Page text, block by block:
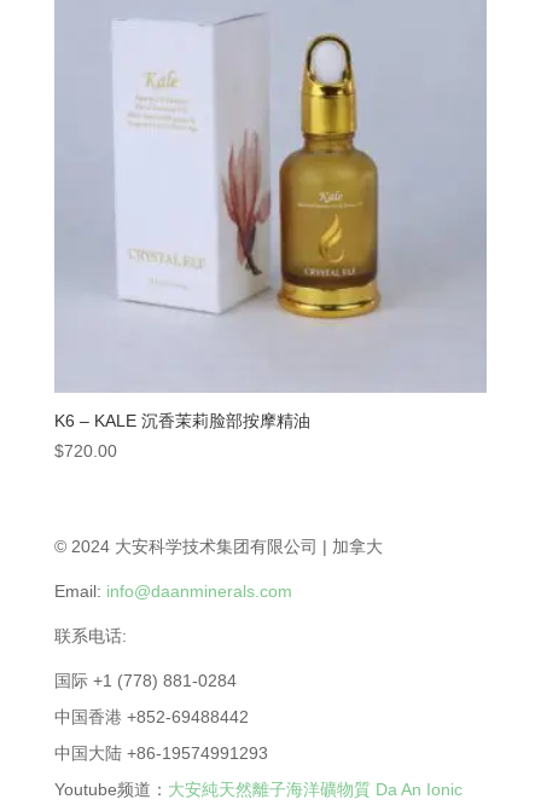
K6 – KALE 沉香茉莉脸部按摩精油
$720.00
© 2024 大安科学技术集团有限公司 | 加拿大
Email: info@daanminerals.com
联系电话:
国际 +1 (778) 881-0284
中国香港 +852-69488442
中国大陆 +86-19574991293
Youtube频道： 大安純天然離子海洋礦物質 Da An Ionic